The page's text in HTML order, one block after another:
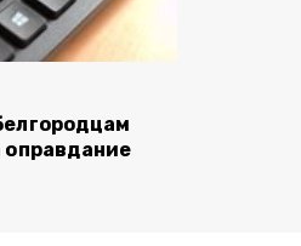
оправдание